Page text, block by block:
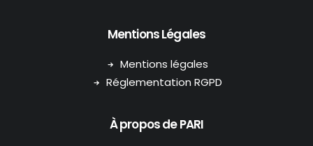
Mentions Légales
Mentions légales
Réglementation RGPD
À propos de PARI